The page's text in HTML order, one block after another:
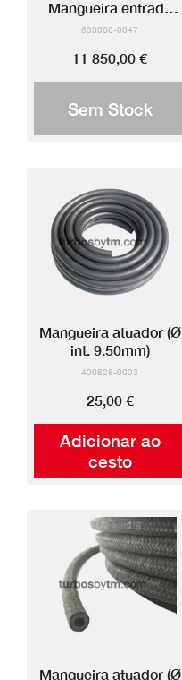
Sem Stock
Mangueira entrada
silicone
633000-0047
11 850,00 €
Adicionar ao
cesto
Mangueira atuador (Ø
int. 9.50mm)
400828-0003
25,00 €
Mangueira atuador (Ø